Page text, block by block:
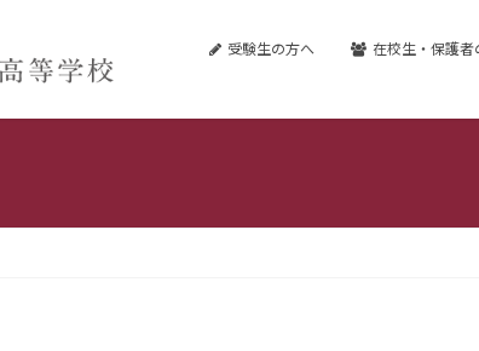
受験生の方へ 在校生・保護者